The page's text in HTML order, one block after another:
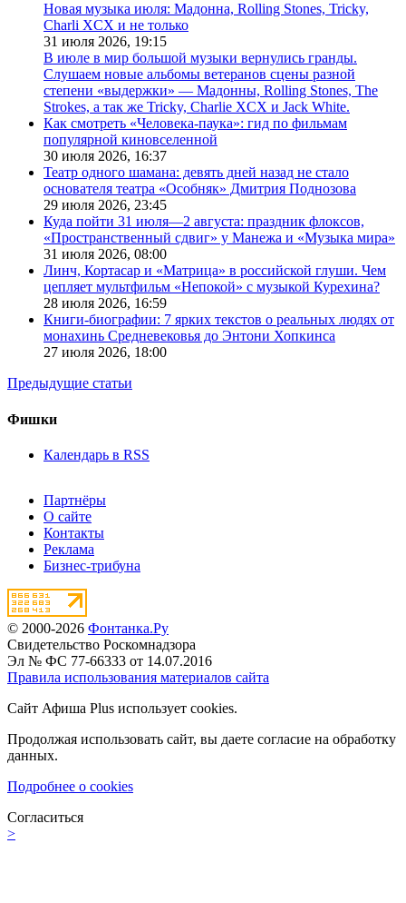
Новая музыка июля: Мадонна, Rolling Stones, Tricky,
Charli XCX и не только
31 июля 2026, 19:15
В июле в мир большой музыки вернулись гранды.
Слушаем новые альбомы ветеранов сцены разной
степени «выдержки» — Мадонны, Rolling Stones, The
Strokes, а так же Tricky, Charlie XCX и Jack White.
Как смотреть «Человека-паука»: гид по фильмам
популярной киновселенной
30 июля 2026, 16:37
Театр одного шамана: девять дней назад не стало
основателя театра «Особняк» Дмитрия Поднозова
29 июля 2026, 23:45
Куда пойти 31 июля—2 августа: праздник флоксов,
«Пространственный сдвиг» у Манежа и «Музыка мира»
31 июля 2026, 08:00
Линч, Кортасар и «Матрица» в российской глуши. Чем
цепляет мультфильм «Непокой» с музыкой Курехина?
28 июля 2026, 16:59
Книги-биографии: 7 ярких текстов о реальных людях от
монахинь Средневековья до Энтони Хопкинса
27 июля 2026, 18:00
Предыдущие статьи
Фишки
Календарь в RSS
Партнёры
О сайте
Контакты
Реклама
Бизнес-трибуна
© 2000-2026 Фонтанка.Ру
Свидетельство Роскомнадзора
Эл № ФС 77-66333 от 14.07.2016
Правила использования материалов сайта
Сайт Афиша Plus использует cookies.
Продолжая использовать сайт, вы даете согласие на обработку
данных.
Подробнее о cookies
Согласиться
>